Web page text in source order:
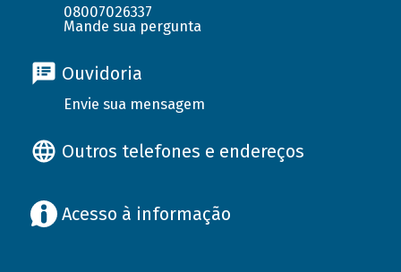
08007026337
Mande sua pergunta
Ouvidoria
Envie sua mensagem
Outros telefones e endereços
Acesso à informação